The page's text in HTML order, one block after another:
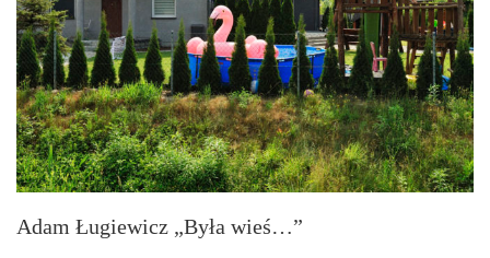
Adam Ługiewicz „Była wieś…”